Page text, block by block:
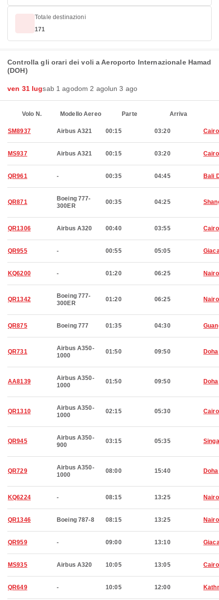
Totale destinazioni
171
Controlla gli orari dei voli a Aeroporto Internazionale Hamad
(DOH)
ven 31 lugsab 1 agodom 2 agolun 3 ago
Volo N. Modello Aereo Parte Arriva
SM8937 Airbus A321 00:15 03:20 Cairo
MS937 Airbus A321 00:15 03:20 Cairo
QR961 - 00:35 04:45 Bali
QR871
Boeing 777-
300ER
00:35 04:25
QR1306 Airbus A320 00:40 03:55 Cairo
QR955 - 00:55 05:05
KQ6200 - 01:20 06:25
QR1342
Boeing 777-
300ER
01:20 06:25
QR875 Boeing 777 01:35 04:30
QR731
Airbus A350-
1000
01:50 09:50 Doha
AA8139
Airbus A350-
1000
01:50 09:50 Doha
QR1310
Airbus A350-
1000
02:15 05:30 Cairo
QR945
Airbus A350-
900
03:15 05:35
QR729
Airbus A350-
1000
08:00 15:40 Doha
KQ6224 - 08:15 13:25
QR1346 Boeing 787-8 08:15 13:25
QR959 - 09:00 13:10
MS935 Airbus A320 10:05 13:05 Cairo
QR649 - 10:05 12:00